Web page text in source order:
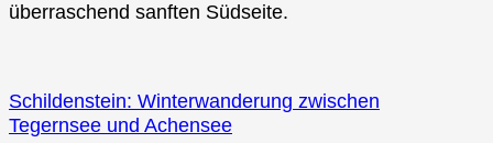
überraschend sanften Südseite.
Schildenstein: Winterwanderung zwischen
Tegernsee und Achensee